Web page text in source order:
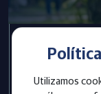
Utilizamos